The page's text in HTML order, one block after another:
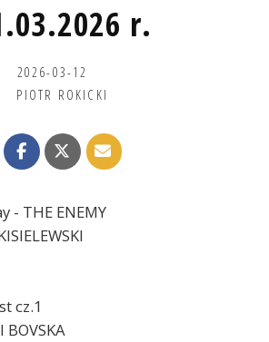
r.
2026-03-12
PIOTR ROKICKI
- THE ENEMY
cz.1
BOVSKA